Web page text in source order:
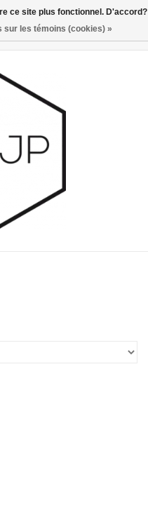
0 Articles - €0,00
ce site plus fonctionnel. D'accord?
sur les témoins (cookies) »